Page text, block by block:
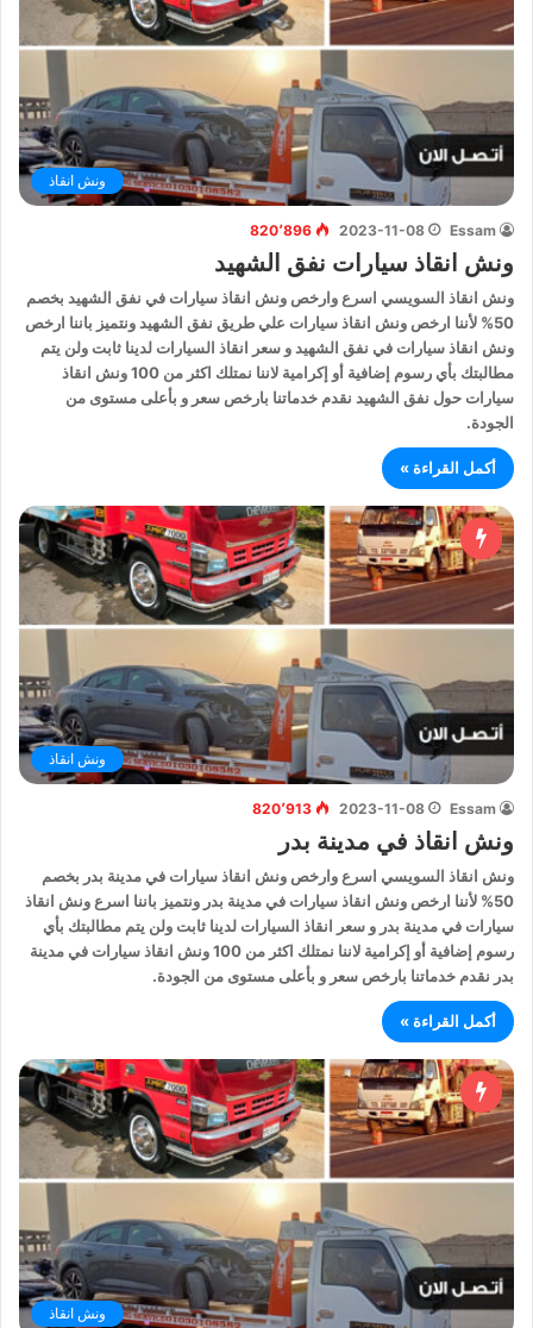
ونش انقاذ
Essam
2023-11-08 820٬896
ونش انقاذ سيارات نفق الشهيد
ونش انقاذ السويسي اسرع وارخص ونش انقاذ سيارات في نفق الشهيد بخصم
50% لأننا ارخص ونش انقاذ سيارات علي طريق نفق الشهيد ونتميز باننا ارخص
ونش انقاذ سيارات في نفق الشهيد و سعر انقاذ السيارات لدينا ثابت ولن يتم
مطالبتك بأي رسوم إضافية أو إكرامية لاننا نمتلك اكثر من 100 ونش انقاذ
سيارات حول نفق الشهيد نقدم خدماتنا بارخص سعر و بأعلى مستوى من
الجودة.
أكمل القراءة »
ونش انقاذ
Essam
2023-11-08 820٬913
ونش انقاذ في مدينة بدر
ونش انقاذ السويسي اسرع وارخص ونش انقاذ سيارات في مدينة بدر بخصم
50% لأننا ارخص ونش انقاذ سيارات في مدينة بدر ونتميز باننا اسرع ونش انقاذ
سيارات في مدينة بدر و سعر انقاذ السيارات لدينا ثابت ولن يتم مطالبتك بأي
رسوم إضافية أو إكرامية لاننا نمتلك اكثر من 100 ونش انقاذ سيارات في مدينة
بدر نقدم خدماتنا بارخص سعر و بأعلى مستوى من الجودة.
أكمل القراءة »
ونش انقاذ